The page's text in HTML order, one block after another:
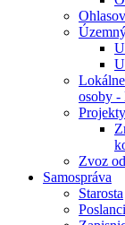
osoby -
Zvoz
Samospráva
Starosta